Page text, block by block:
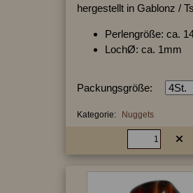
hergestellt in Gablonz /
Perlengröße: ca.
LochØ: ca. 1mm
Packungsgröße:
Kategorie: Nuggets